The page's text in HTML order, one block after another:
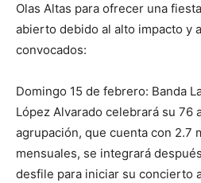
Olas Altas para ofrecer una
abierto debido al alto impacto y
convocados:
Domingo 15 de febrero: Banda
López Alvarado celebrará su 76
agrupación, que cuenta con 2.7
mensuales, se integrará
desfile para iniciar su concierto